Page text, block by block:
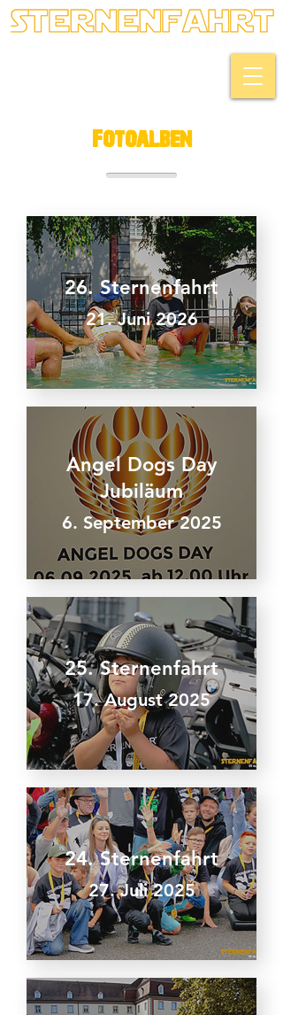
Fotoalben
26. Sternenfahrt
21. Juni 2026
Angel Dogs Day
Jubiläum
6. September 2025
25. Sternenfahrt
17. August 2025
24. Sternenfahrt
27. Juli 2025